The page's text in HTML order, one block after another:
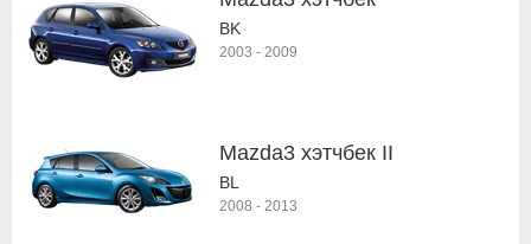
BK
2003 - 2009
Mazda3 хэтчбек II
BL
2008 - 2013